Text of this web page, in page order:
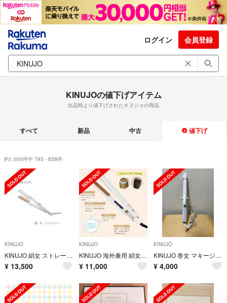
ログイン 会員登録
KINUJOの値下げアイテム
出品時より値下げされたキヌジョの商品
すべて 新品 中古 値下げ
約1,000件中 793 - 828件
KINUJO
KINUJO 絹女 ストレートヘアアイロン
¥ 13,500
KINUJO
KINUJO 海外兼用 絹女 ストレートアイロン
¥ 11,000
KINUJO
KINUJO 巻女 マキージョ カールアイロン カールアイロン ヘアアイロン
¥ 4,000